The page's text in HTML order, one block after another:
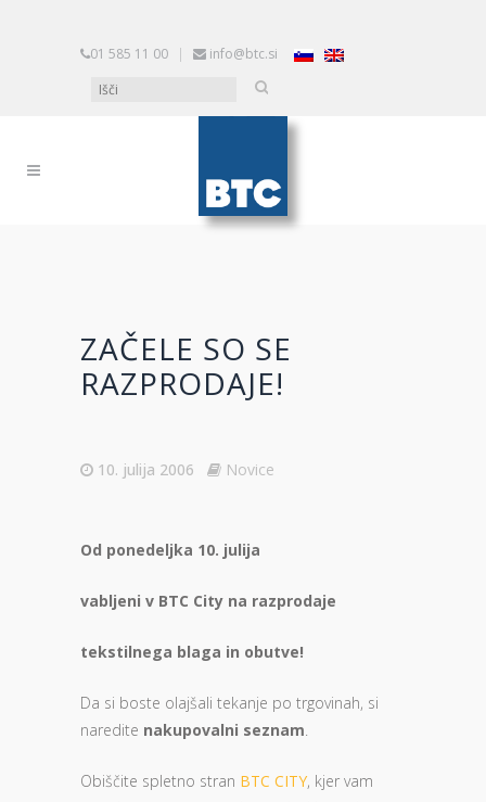
01 585 11 00 | info@btc.si
ZAČELE SO SE
RAZPRODAJE!
10. julija 2006 Novice
Od ponedeljka 10. julija
vabljeni v BTC City na razprodaje
tekstilnega blaga in obutve!
Da si boste olajšali tekanje po trgovinah, si
naredite nakupovalni seznam.
Obiščite spletno stran BTC CITY, kjer vam